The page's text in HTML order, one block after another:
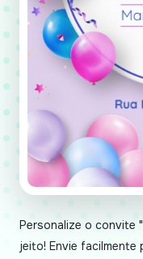
Personalize o convite
jeito! Envie facilmente